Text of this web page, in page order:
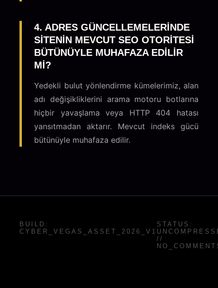
4. ADRES GÜNCELLEMELERINDE
SITENIN MEVCUT SEO OTORITESI
BÜTÜNÜYLE MUHAFAZA EDILIR
MI?
Yedekli bulut yönlendirme kümelerimiz, alan
adı değişikliklerini arama motoru botlarına
hiçbir yavaşlama veya HTTP 404 hatası
yansıtmadan aktarır. Mevcut indeks gücü
bütünüyle muhafaza edilir.
BUILD:
CYBER_VEGAS_ASSET_2026_V1
STATUS:
//